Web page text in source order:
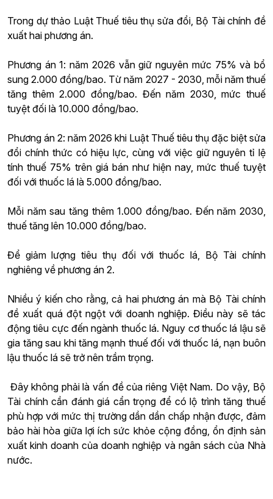
Trong dự thảo Luật Thuế tiêu thụ sửa đổi, Bộ Tài chính đề
xuất hai phương án.
Phương án 1: năm 2026 vẫn giữ nguyên mức 75% và bổ
sung 2.000 đồng/bao. Từ năm 2027 - 2030, mỗi năm thuế
tăng thêm 2.000 đồng/bao. Đến năm 2030, mức thuế
tuyệt đối là 10.000 đồng/bao.
Phương án 2: năm 2026 khi Luật Thuế tiêu thụ đặc biệt sửa
đổi chính thức có hiệu lực, cùng với việc giữ nguyên tỉ lệ
tính thuế 75% trên giá bán như hiện nay, mức thuế tuyệt
đối với thuốc lá là 5.000 đồng/bao.
Mỗi năm sau tăng thêm 1.000 đồng/bao. Đến năm 2030,
thuế tăng lên 10.000 đồng/bao.
Để giảm lượng tiêu thụ đối với thuốc lá, Bộ Tài chính
nghiêng về phương án 2.
Nhiều ý kiến cho rằng, cả hai phương án mà Bộ Tài chính
đề xuất quá đột ngột với doanh nghiệp. Điều này sẽ tác
động tiêu cực đến ngành thuốc lá. Nguy cơ thuốc lá lậu sẽ
gia tăng sau khi tăng mạnh thuế đối với thuốc lá, nạn buôn
lậu thuốc lá sẽ trở nên trầm trọng.
Đây không phải là vấn đề của riêng Việt Nam. Do vậy, Bộ
Tài chính cần đánh giá cẩn trọng để có lộ trình tăng thuế
phù hợp với mức thị trường dần dần chấp nhận được, đảm
bảo hài hòa giữa lợi ích sức khỏe cộng đồng, ổn định sản
xuất kinh doanh của doanh nghiệp và ngân sách của Nhà
nước.